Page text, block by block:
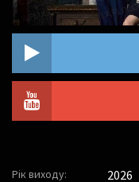
Рік виходу: 2026